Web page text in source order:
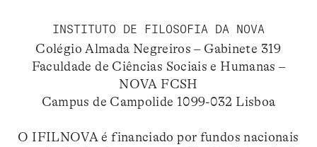
INSTITUTO DE FILOSOFIA DA NOVA
Colégio Almada Negreiros – Gabinete 319
Faculdade de Ciências Sociais e Humanas –
NOVA FCSH
Campus de Campolide 1099-032 Lisboa
O IFILNOVA é financiado por fundos nacionais